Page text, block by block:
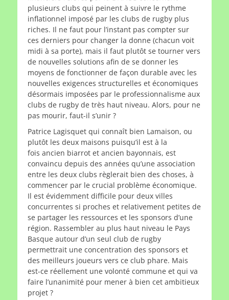
plusieurs clubs qui peinent à suivre le rythme
inflationnel imposé par les clubs de rugby plus
riches. Il ne faut pour l’instant pas compter sur
ces derniers pour changer la donne (chacun voit
midi à sa porte), mais il faut plutôt se tourner vers
de nouvelles solutions afin de se donner les
moyens de fonctionner de façon durable avec les
nouvelles exigences structurelles et économiques
désormais imposées par le professionnalisme aux
clubs de rugby de très haut niveau. Alors, pour ne
pas mourir, faut-il s’unir ?
Patrice Lagisquet qui connaît bien Lamaison, ou
plutôt les deux maisons puisqu’il est à la
fois ancien biarrot et ancien bayonnais, est
convaincu depuis des années qu’une association
entre les deux clubs règlerait bien des choses, à
commencer par le crucial problème économique.
Il est évidemment difficile pour deux villes
concurrentes si proches et relativement petites de
se partager les ressources et les sponsors d’une
région. Rassembler au plus haut niveau le Pays
Basque autour d’un seul club de rugby
permettrait une concentration des sponsors et
des meilleurs joueurs vers ce club phare. Mais
est-ce réellement une volonté commune et qui va
faire l’unanimité pour mener à bien cet ambitieux
projet ?